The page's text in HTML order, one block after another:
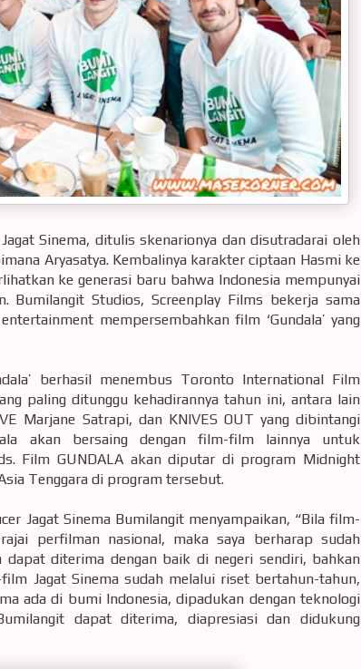
Sinema, ditulis skenarionya dan disutradarai oleh
Aryasatya. Kembalinya karakter ciptaan Hasmi ke
ke generasi baru bahwa Indonesia mempunyai
Bumilangit Studios, Screenplay Films bekerja sama
mempersembahkan film ‘Gundala’ yang
berhasil menembus Toronto International Film
paling ditunggu kehadirannya tahun ini, antara lain
Marjane Satrapi, dan KNIVES OUT yang dibintangi
akan bersaing dengan film-film lainnya untuk
Film GUNDALA akan diputar di program Midnight
Tenggara di program tersebut.
Jagat Sinema Bumilangit menyampaikan, “Bila film-
perfilman nasional, maka saya berharap sudah
diterima dengan baik di negeri sendiri, bahkan
Jagat Sinema sudah melalui riset bertahun-tahun,
ada di bumi Indonesia, dipadukan dengan teknologi
dapat diterima, diapresiasi dan didukung